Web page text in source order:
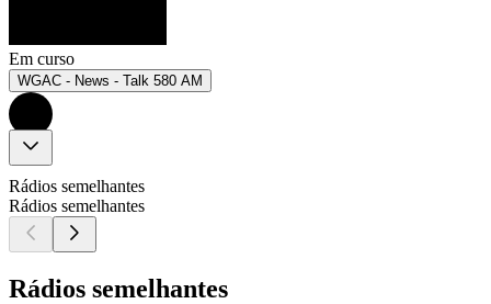
Em curso
WGAC - News - Talk 580 AM
Rádios semelhantes
Rádios semelhantes
Rádios semelhantes